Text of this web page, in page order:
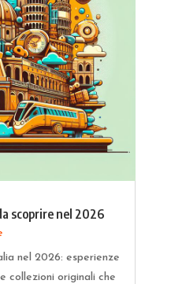
scoprire nel 2026
nel 2026: esperienze
collezioni originali che